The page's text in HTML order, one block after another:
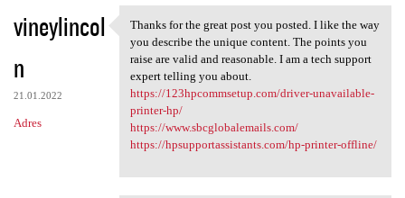
K
o
m
e
n
vineylincol
n
21.01.2022
Adres
Thanks for the great post you
Thanks for the great post you posted. I like the way
you describe the unique content. The points you
raise are valid and reasonable. I am a tech support
expert telling you about.
https://123hpcommsetup.com/driver-unavailable-
printer-hp/
https://www.sbcglobalemails.com/
https://hpsupportassistants.com/hp-printer-offline/